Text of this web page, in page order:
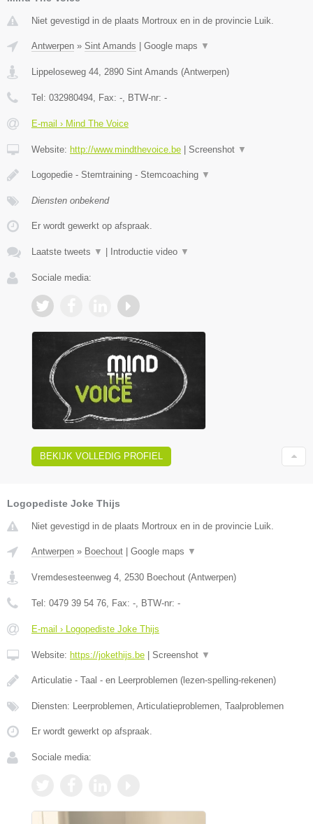
Niet gevestigd in de plaats Mortroux en in de provincie Luik.
Antwerpen » Sint Amands | Google maps ▼
Lippeloseweg 44 2890 Sint Amands (Antwerpen)
Tel: 032980494 , Fax: - , BTW-nr: -
E-mail › Mind The Voice
Website: http://www.mindthevoice.be | Screenshot ▼
Logopedie - Stemtraining - Stemcoaching ▼
Diensten onbekend
Er wordt gewerkt op afspraak.
Laatste tweets ▼ | Introductie video ▼
Sociale media:
BEKIJK VOLLEDIG PROFIEL
Logopediste Joke Thijs
Niet gevestigd in de plaats Mortroux en in de provincie Luik.
Antwerpen » Boechout | Google maps ▼
Vremdesesteenweg 4 2530 Boechout (Antwerpen)
Tel: 0479 39 54 76 , Fax: - , BTW-nr: -
E-mail › Logopediste Joke Thijs
Website: https://jokethijs.be | Screenshot ▼
Articulatie - Taal - en Leerproblemen (lezen-spelling-rekenen)
Diensten: Leerproblemen, Articulatieproblemen, Taalproblemen
Er wordt gewerkt op afspraak.
Sociale media: